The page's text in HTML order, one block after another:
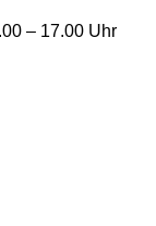
– 17.00 Uhr